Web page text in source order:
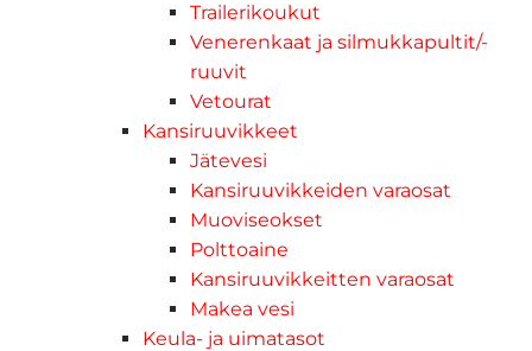
Trailerikoukut
Venerenkaat ja silmukkapultit/-
ruuvit
Vetourat
Kansiruuvikkeet
Jätevesi
Kansiruuvikkeiden varaosat
Muoviseokset
Polttoaine
Kansiruuvikkeitten varaosat
Makea vesi
Keula- ja uimatasot